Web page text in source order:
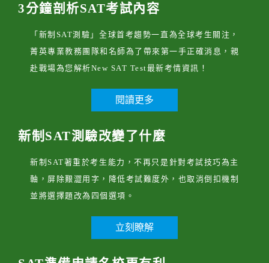
3分鐘剖析SAT考試內容
「新制SAT測驗」全球首考趨勢一直為全球考生關注，
菁英專業教務團隊和名師為了帶來第一手正確消息，親
赴戰場為您解析New SAT Test最新考情資訊！
閱讀更多
新制SAT測驗改變了什麼
新制SAT著重於考生能力，不再只是針對考試技巧為主
軸，屏除艱澀用字，降低考試難度外，也取消倒扣機制
並將選擇題改為四個選項。
立刻瞭解